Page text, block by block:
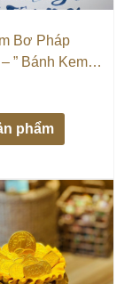
Bơ Pháp
” Bánh Kem
phẩm